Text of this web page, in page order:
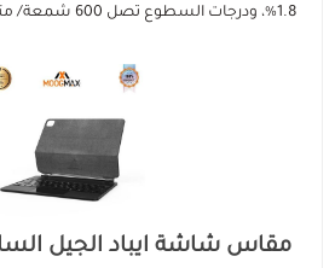
1.8%، ودرجات السطوع تصل 600 شمعة/ متر مربع.
مقاس شاشة ايباد الجيل